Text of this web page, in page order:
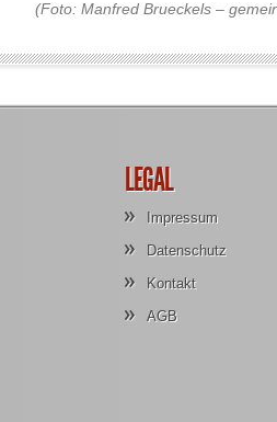
(Foto: Manfred Brueckels–
LEGAL
Impressum
Datenschutz
Kontakt
AGB